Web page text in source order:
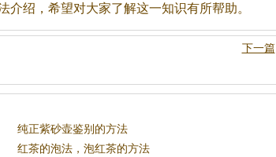
介绍，希望对大家了解这一知识有所帮助。
下一篇
纯正紫砂壶鉴别的方法
红茶的泡法，泡红茶的方法